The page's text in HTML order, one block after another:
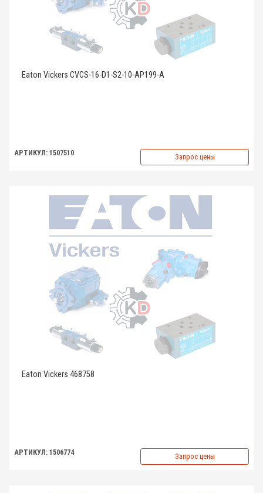
Eaton Vickers CVCS-16-D1-S2-10-AP199-A
АРТИКУЛ: 1507510 Запрос цены
Eaton Vickers 468758
АРТИКУЛ: 1506774 Запрос цены